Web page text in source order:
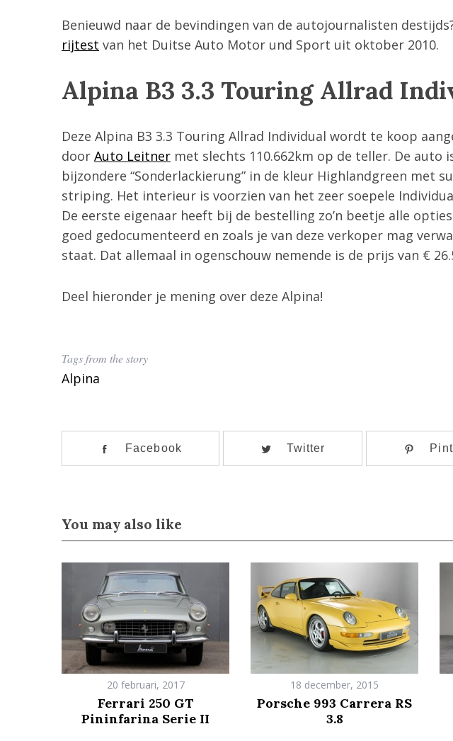
Benieuwd naar de bevindingen van de autojournalisten
rijtest van het Duitse Auto Motor und Sport uit oktober 2010.
Alpina B3 3.3 Touring Allrad
Deze Alpina B3 3.3 Touring Allrad Individual wordt te koop
door Auto Leitner met slechts 110.662km op de teller. De auto
bijzondere “Sonderlackierung” in de kleur Highlandgreen met
striping. Het interieur is voorzien van het zeer soepele
De eerste eigenaar heeft bij de bestelling zo’n beetje alle
goed gedocumenteerd en zoals je van deze verkoper mag
staat. Dat allemaal in ogenschouw nemende is de prijs van €
Deel hieronder je mening over deze Alpina!
Tags from the story
Alpina
Facebook Twitter
You may also like
20 februari, 2017
Ferrari 250 GT
Pininfarina Serie II
18 december, 2015
Porsche 993 Carrera RS
3.8